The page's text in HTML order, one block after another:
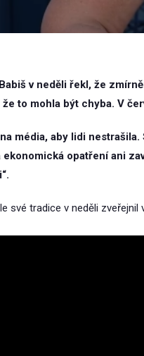
v neděli řekl, že
to mohla být chyba. V
média, aby lidi
opatření ani
své tradice v neděli